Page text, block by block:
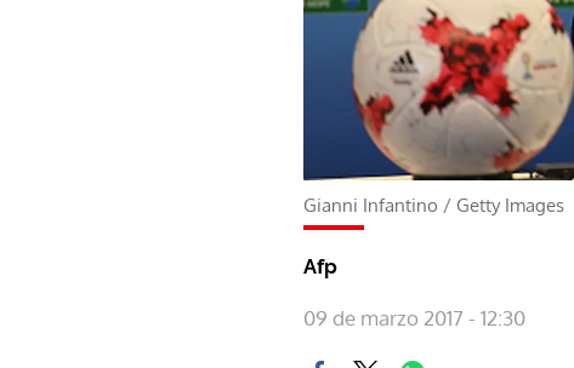
Gianni Infantino / Getty Images
Afp
09 de marzo 2017 - 12:30